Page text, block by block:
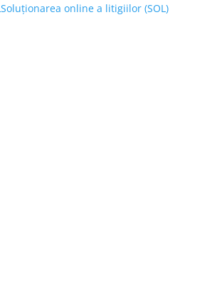
Soluționarea online a litigiilor (SOL)